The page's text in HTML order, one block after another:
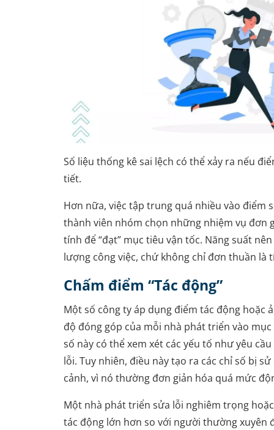
Số liệu thống kê sai lệch có thể xảy ra nếu
tiết.
Hơn nữa, việc tập trung quá nhiều vào điểm
thành viên nhóm chọn những nhiệm vụ đơn
tính để “đạt” mục tiêu vận tốc. Năng suất
lượng công việc, chứ không chỉ đơn thuần là
Chấm điểm “Tác động”
Một số công ty áp dụng điểm tác động hoặc
độ đóng góp của mỗi nhà phát triển vào
số này có thể xem xét các yếu tố như yêu
lỗi. Tuy nhiên, điều này tạo ra các chỉ số bị
cảnh, vì nó thường đơn giản hóa quá mức
Một nhà phát triển sửa lỗi nghiêm trọng
tác động lớn hơn so với người thường xuyên